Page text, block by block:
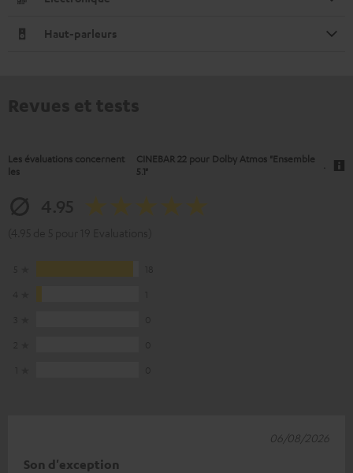
Haut-parleurs
Les évaluations concernent
les
CINEBAR 22 pour Dolby Atmos "Ensemble
5.1"
Son d'exception
06/08/2026